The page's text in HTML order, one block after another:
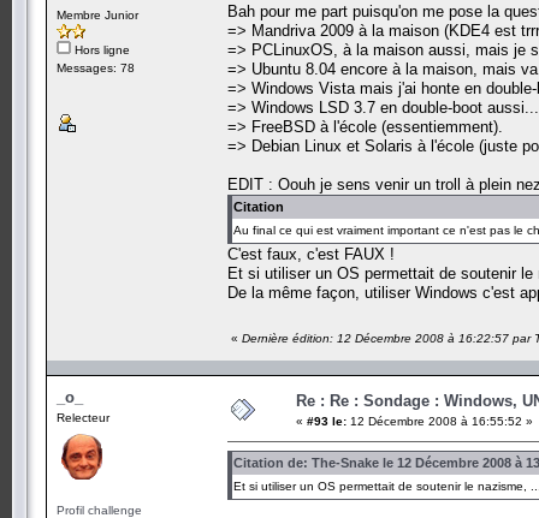
Membre Junior
Hors ligne
Messages: 78
Bah pour me part puisqu'on me pose la
=> Mandriva 2009 à la maison (KDE4 est
=> PCLinuxOS, à la maison aussi, mais je
=> Ubuntu 8.04 encore à la maison, mais
=> Windows Vista mais j'ai honte en
=> Windows LSD 3.7 en double-boot aussi...
=> FreeBSD à l'école (essentiemment).
=> Debian Linux et Solaris à l'école (juste
EDIT : Oouh je sens venir un troll à plein
Citation
Au final ce qui est vraiment important ce n'est pas le
C'est faux, c'est FAUX !
Et si utiliser un OS permettait de soutenir
De la même façon, utiliser Windows c'est
« Dernière édition: 12 Décembre 2008 à 16:22:57 par
_o_
Relecteur
Profil challenge
Re : Re : Sondage : Windows,
« #93 le: 12 Décembre 2008 à 16:55:52 »
Citation de: The-Snake le 12 Décembre 2008 à
Et si utiliser un OS permettait de soutenir le nazisme,